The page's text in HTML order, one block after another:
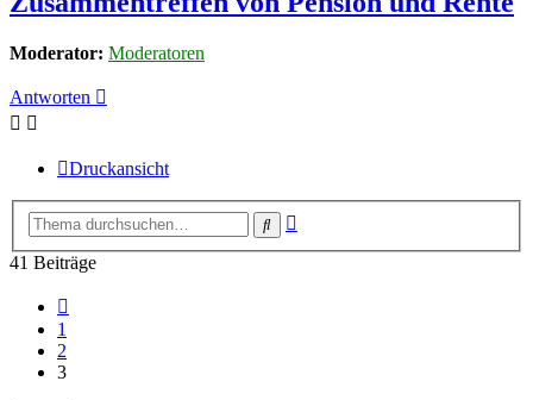
Moderator: Moderatoren
Antworten
Druckansicht
Suche
41 Beiträge
1
2
3